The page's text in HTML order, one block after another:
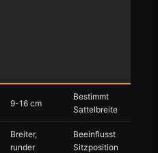
9-16 cm
Bestimmt
Sattelbreite
Breiter,
runder
Beeinflusst
Sitzposition